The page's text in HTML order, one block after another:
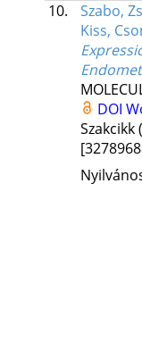
10.
Szabo,
Kiss,
DOI